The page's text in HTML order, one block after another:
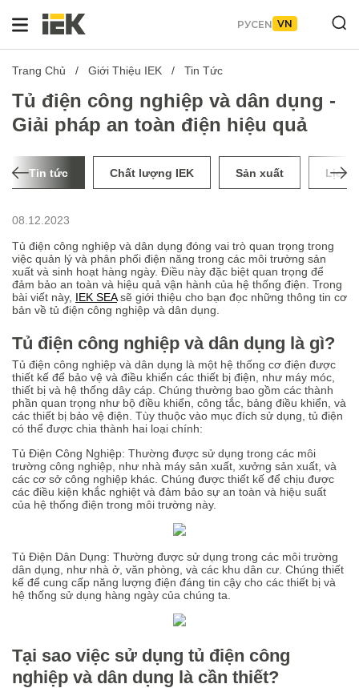
РУСEN VN
Trang Chủ Giới Thiệu IEK Tin Tức
Tủ điện công nghiệp và dân dụng -
Giải pháp an toàn điện hiệu quả
Tin tức Chất lượng IEK Sản xuất Lịch
08.12.2023
Tủ điện công nghiệp và dân dụng đóng vai trò quan trọng trong
việc quản lý và phân phối điện năng trong các môi trường sản
xuất và sinh hoạt hàng ngày. Điều này đặc biệt quan trọng để
đảm bảo an toàn và hiệu quả vận hành của hệ thống điện. Trong
bài viết này, IEK SEAsẽ giới thiệu cho bạn đọc những thông tin cơ
bản về tủ điện công nghiệp và dân dụng.
Tủ điện công nghiệp và dân dụng là gì?
Tủ điện công nghiệp và dân dụng là một hệ thống cơ điện được
thiết kế để bảo vệ và điều khiển các thiết bị điện, như máy móc,
thiết bị và hệ thống dây cáp. Chúng thường bao gồm các thành
phần quan trọng như bộ điều khiển, công tắc, bảng điều khiển, và
các thiết bị bảo vệ điện. Tùy thuộc vào mục đích sử dụng, tủ điện
có thể được chia thành hai loại chính:
Tủ Điện Công Nghiệp: Thường được sử dụng trong các môi
trường công nghiệp, như nhà máy sản xuất, xưởng sản xuất, và
các cơ sở công nghiệp khác. Chúng được thiết kế để chịu được
các điều kiện khắc nghiệt và đảm bảo sự an toàn và hiệu suất
của hệ thống điện trong môi trường này.
Tủ Điện Dân Dụng: Thường được sử dụng trong các môi trường
dân dụng, như nhà ở, văn phòng, và các khu dân cư. Chúng thiết
kế để cung cấp năng lượng điện đáng tin cậy cho các thiết bị và
hệ thống sử dụng hàng ngày của chúng ta.
Tại sao việc sử dụng tủ điện công
nghiệp và dân dụng là cần thiết?